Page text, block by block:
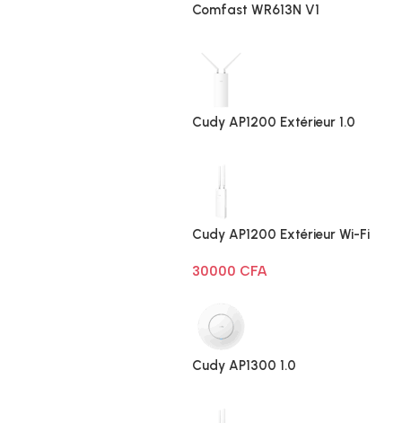
Comfast WR613N V1
Cudy AP1200 Extérieur 1.0
Cudy AP1200 Extérieur Wi-Fi
30000 CFA
Cudy AP1300 1.0